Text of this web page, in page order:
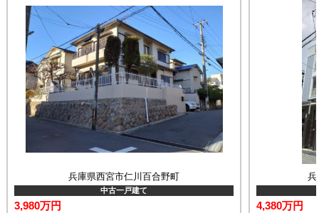
兵庫県西宮市仁川百合野町
中古一戸建て
3,980万円
兵
4,380万円